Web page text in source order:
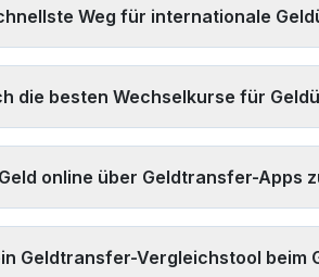
statt Bargeldabholung wählen und 6)
Weg für internationale
bessere Kurse für größere
die besten Wechselkurse für
Vergleichstoolnutzen, um die
online über Geldtransfer-Apps
Geld an unbekannte Empfänger oder
Geldtransfer-Vergleichstool beim